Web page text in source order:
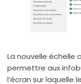
La nouvelle échelle
permettre aux
l’écran sur laquelle